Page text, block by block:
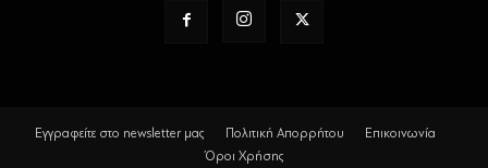
Εγγραφείτε στο newsletter μας Πολιτική Απορρήτου
Επικοινωνία
Όροι Χρήσης